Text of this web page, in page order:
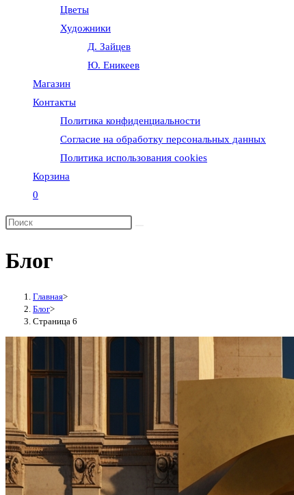
Цветы
Художники
Д. Зайцев
Ю. Еникеев
Магазин
Контакты
Политика конфиденциальности
Согласие на обработку персональных данных
Политика использования cookies
Корзина
0
поиск
веб-
Блог
Главная>
Блог>
Страница 6